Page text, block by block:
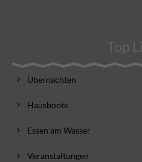
Top
Übernachten
Hausboote
Essen am Wasser
Veranstaltungen